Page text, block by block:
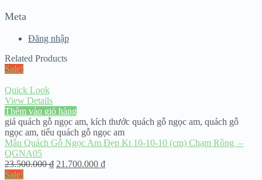
Meta
Đăng nhập
Related Products
Sale!
Quick Look
View Details
Thêm vào giỏ hàng
giá quách gỗ ngọc am, kích thước quách gỗ ngọc am, quách gỗ
ngọc am, tiểu quách gỗ ngọc am
Mẫu Quách Gỗ Ngọc Am Đẹp Kt 10-10-10 (cm) Chạm Rồng –
QGNA05
23.500.000₫ 21.700.000 ₫
Sale!